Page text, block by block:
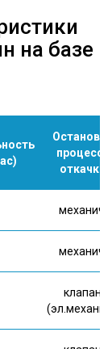
на базе
Остановка
процесса
откачки
механич.
механич.
клапан